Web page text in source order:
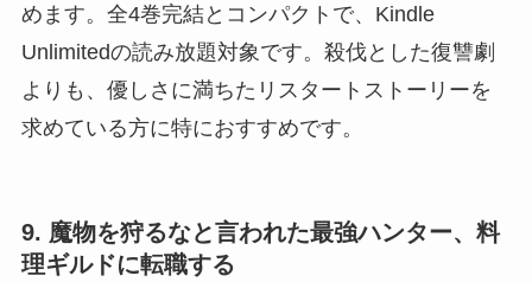
めます。全4巻完結とコンパクトで、Kindle
Unlimitedの読み放題対象です。殺伐とした復讐劇
よりも、優しさに満ちたリスタートストーリーを
求めている方に特におすすめです。
9. 魔物を狩るなと言われた最強ハンター、料
理ギルドに転職する